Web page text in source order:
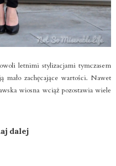
letnimi stylizacjami tymczasem
mało zachęcające wartości. Nawet
wiosna wciąż pozostawia wiele
dalej